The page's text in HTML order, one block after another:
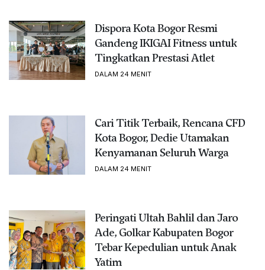
Dispora Kota Bogor Resmi
Gandeng IKIGAI Fitness untuk
Tingkatkan Prestasi Atlet
DALAM 24 MENIT
Cari Titik Terbaik, Rencana CFD
Kota Bogor, Dedie Utamakan
Kenyamanan Seluruh Warga
DALAM 24 MENIT
Peringati Ultah Bahlil dan Jaro
Ade, Golkar Kabupaten Bogor
Tebar Kepedulian untuk Anak
Yatim